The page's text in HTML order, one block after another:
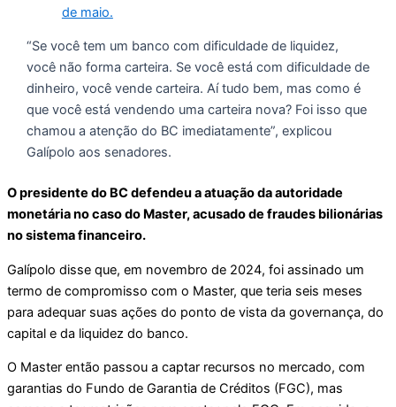
de maio.
“Se você tem um banco com dificuldade de liquidez,
você não forma carteira. Se você está com dificuldade de
dinheiro, você vende carteira. Aí tudo bem, mas como é
que você está vendendo uma carteira nova? Foi isso que
chamou a atenção do BC imediatamente”, explicou
Galípolo aos senadores.
O presidente do BC defendeu a atuação da autoridade
monetária no caso do Master, acusado de fraudes bilionárias
no sistema financeiro.
Galípolo disse que, em novembro de 2024, foi assinado um
termo de compromisso com o Master, que teria seis meses
para adequar suas ações do ponto de vista da governança, do
capital e da liquidez do banco.
O Master então passou a captar recursos no mercado, com
garantias do Fundo de Garantia de Créditos (FGC), mas